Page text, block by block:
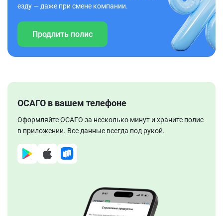
езду — даже при смене компании.
Продлить полис
ОСАГО в вашем телефоне
Оформляйте ОСАГО за несколько минут и храните полис
в приложении. Все данные всегда под рукой.